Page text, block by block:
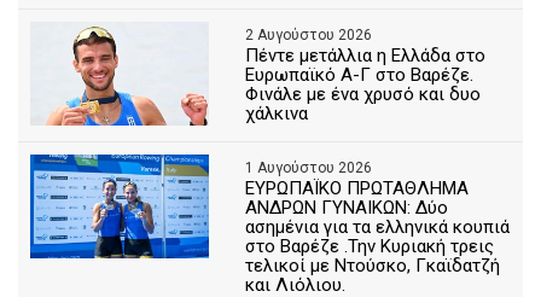
2 Αυγούστου 2026
Πέντε μετάλλια η Ελλάδα στο
Ευρωπαϊκό Α-Γ στο Βαρέζε.
Φινάλε με ένα χρυσό και δυο
χάλκινα
1 Αυγούστου 2026
ΕΥΡΩΠΑΪΚΟ ΠΡΩΤΑΘΛΗΜΑ
ΑΝΔΡΩΝ ΓΥΝΑΙΚΩΝ: Δύο
ασημένια για τα ελληνικά κουπιά
στο Βαρέζε .Την Κυριακή τρεις
τελικοί με Ντούσκο, Γκαϊδατζή
και Λιόλιου.